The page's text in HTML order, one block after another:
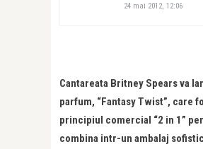
24 mai 2012, 12:06
Cantareata Britney Spears va
parfum, “Fantasy Twist”, care
principiul comercial “2 in 1”
combina intr-un ambalaj